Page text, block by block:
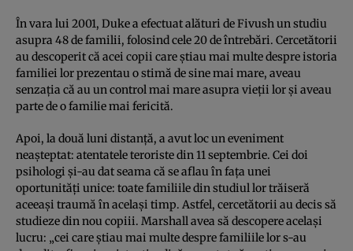
În vara lui 2001, Duke a efectuat alături de Fivush un studiu
asupra 48 de familii, folosind cele 20 de întrebări. Cercetătorii
au descoperit că acei copii care ştiau mai multe despre istoria
familiei lor prezentau o stimă de sine mai mare, aveau
senzaţia că au un control mai mare asupra vieţii lor şi aveau
parte de o familie mai fericită.
Apoi, la două luni distanţă, a avut loc un eveniment
neaşteptat: atentatele teroriste din 11 septembrie. Cei doi
psihologi şi-au dat seama că se aflau în faţa unei
oportunităţi unice: toate familiile din studiul lor trăiseră
aceeaşi traumă în acelaşi timp. Astfel, cercetătorii au decis să
studieze din nou copiii. Marshall avea să descopere acelaşi
lucru: „cei care ştiau mai multe despre familiile lor s-au